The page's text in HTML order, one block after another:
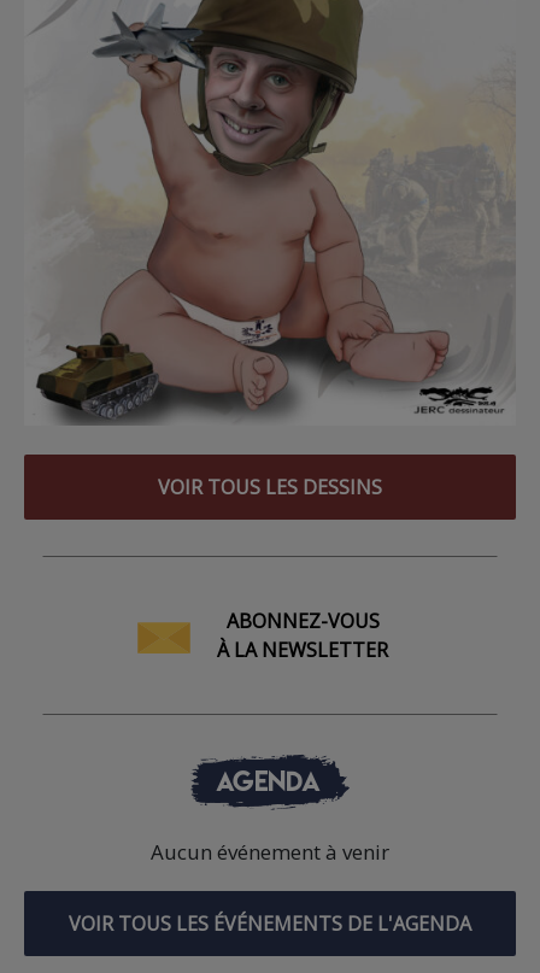
VOIR TOUS LES DESSINS
ABONNEZ-VOUS
À LA NEWSLETTER
AGENDA
Aucun événement à venir
VOIR TOUS LES ÉVÉNEMENTS DE L'AGENDA